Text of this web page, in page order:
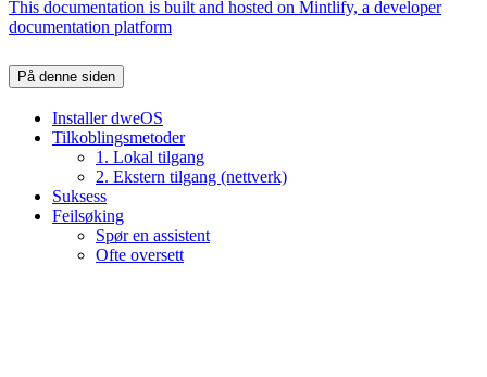
This documentation is built and hosted on Mintlify, a developer
documentation platform
På denne siden
Installer dweOS
Tilkoblingsmetoder
1. Lokal tilgang
2. Ekstern tilgang (nettverk)
Suksess
Feilsøking
Spør en assistent
Ofte oversett